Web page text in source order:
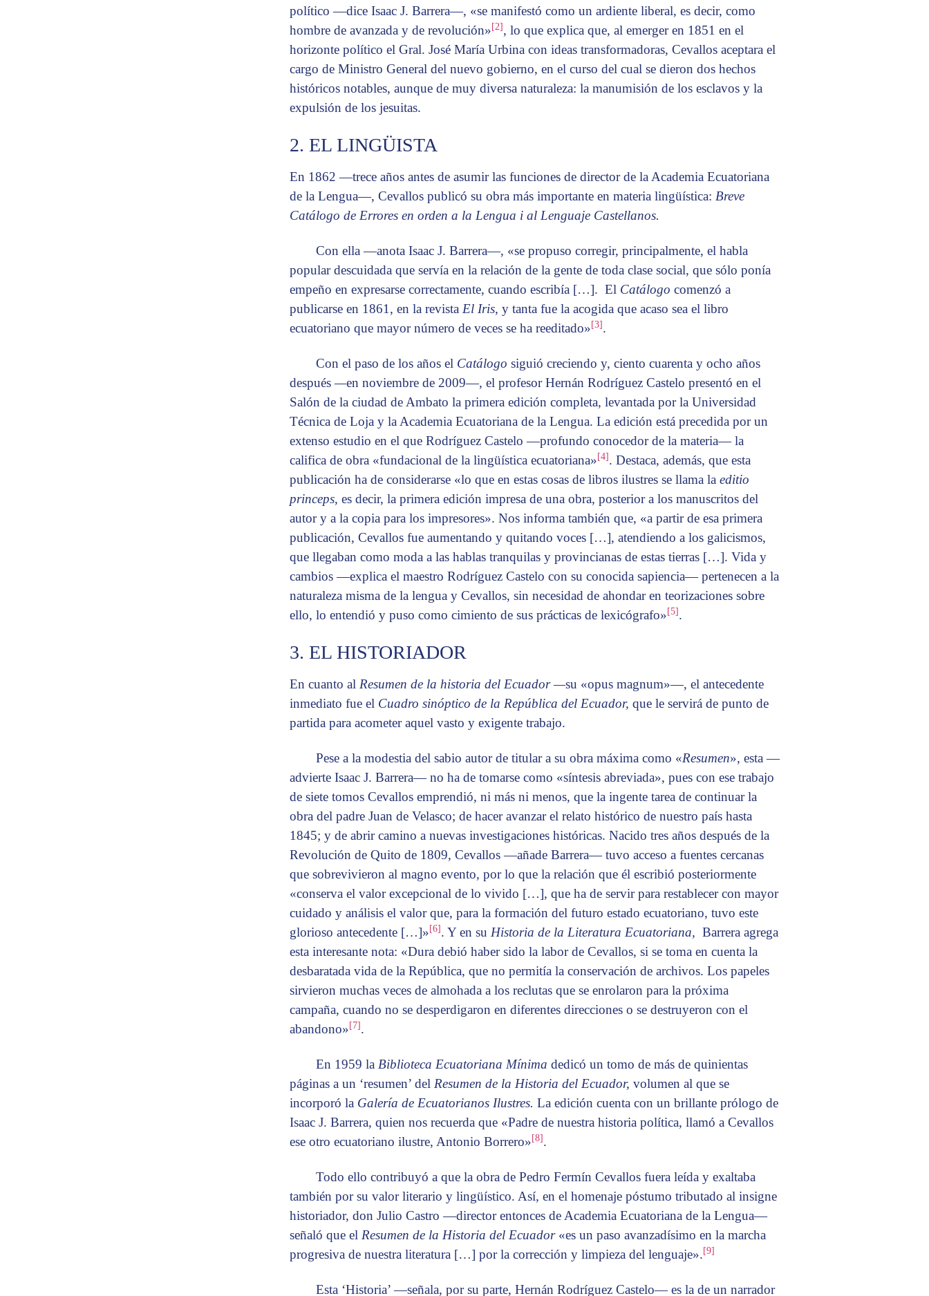
político —dice Isaac J. Barrera—, «se manifestó como un ardiente liberal, es decir, como
hombre de avanzada y de revolución»[2], lo que explica que, al emerger en 1851 en el
horizonte político el Gral. José María Urbina con ideas transformadoras, Cevallos aceptara el
cargo de Ministro General del nuevo gobierno, en el curso del cual se dieron dos hechos
históricos notables, aunque de muy diversa naturaleza: la manumisión de los esclavos y la
expulsión de los jesuitas.
2. EL LINGÜISTA
En 1862 —trece años antes de asumir las funciones de director de la Academia Ecuatoriana
de la Lengua—, Cevallos publicó su obra más importante en materia lingüística: Breve
Catálogo de Errores en orden a la Lengua i al Lenguaje Castellanos.
Con ella —anota Isaac J. Barrera—, «se propuso corregir, principalmente, el habla
popular descuidada que servía en la relación de la gente de toda clase social, que sólo ponía
empeño en expresarse correctamente, cuando escribía […]. El Catálogo comenzó a
publicarse en 1861, en la revista El Iris, y tanta fue la acogida que acaso sea el libro
ecuatoriano que mayor número de veces se ha reeditado»[3].
Con el paso de los años el Catálogo siguió creciendo y, ciento cuarenta y ocho años
después—en noviembre de 2009—, el profesor Hernán Rodríguez Castelo presentó en el
Salón de la ciudad de Ambato la primera edición completa, levantada por la Universidad
Técnica de Loja y la Academia Ecuatoriana de la Lengua. La edición está precedida por un
extenso estudio en el que Rodríguez Castelo —profundo conocedor de la materia— la
califica de obra «fundacional de la lingüística ecuatoriana»[4]. Destaca, además, que esta
publicación ha de considerarse «lo que en estas cosas de libros ilustres se llama la editio
princeps, es decir, la primera edición impresa de una obra, posterior a los manuscritos del
autor y a la copia para los impresores». Nos informa también que, «a partir de esa primera
publicación, Cevallos fue aumentando y quitando voces […], atendiendo a los galicismos,
que llegaban como moda a las hablas tranquilas y provincianas de estas tierras […]. Vida y
cambios —explica el maestro Rodríguez Castelo con su conocida sapiencia— pertenecen a la
naturaleza misma de la lengua y Cevallos, sin necesidad de ahondar en teorizaciones sobre
ello, lo entendió y puso como cimiento de sus prácticas de lexicógrafo»[5].
3. EL HISTORIADOR
En cuanto al Resumen de la historia del Ecuador —su «opus magnum»—, el antecedente
inmediato fue el Cuadro sinóptico de la República del Ecuador, que le servirá de punto de
partida para acometer aquel vasto y exigente trabajo.
Pese a la modestia del sabio autor de titular a su obra máxima como «Resumen», esta —
advierte Isaac J. Barrera— no ha de tomarse como «síntesis abreviada», pues con ese trabajo
de siete tomos Cevallos emprendió, ni más ni menos, que la ingente tarea de continuar la
obra del padre Juan de Velasco; de hacer avanzar el relato histórico de nuestro país hasta
1845; y de abrir camino a nuevas investigaciones históricas. Nacido tres años después de la
Revolución de Quito de 1809, Cevallos —añade Barrera— tuvo acceso a fuentes cercanas
que sobrevivieron al magno evento, por lo que la relación que él escribió posteriormente
«conserva el valor excepcional de lo vivido […], que ha de servir para restablecer con mayor
cuidado y análisis el valor que, para la formación del futuro estado ecuatoriano, tuvo este
glorioso antecedente […]»[6]. Y en su Historia de la Literatura Ecuatoriana, Barrera agrega
esta interesante nota: «Dura debió haber sido la labor de Cevallos, si se toma en cuenta la
desbaratada vida de la República, que no permitía la conservación de archivos. Los papeles
sirvieron muchas veces de almohada a los reclutas que se enrolaron para la próxima
campaña, cuando no se desperdigaron en diferentes direcciones o se destruyeron con el
abandono»[7].
En 1959 la Biblioteca Ecuatoriana Mínima dedicó un tomo de más de quinientas
páginas a un ‘resumen’ del Resumen de la Historia del Ecuador, volumen al que se
incorporó la Galería de Ecuatorianos Ilustres. La edición cuenta con un brillante prólogo de
Isaac J. Barrera, quien nos recuerda que «Padre de nuestra historia política, llamó a Cevallos
ese otro ecuatoriano ilustre, Antonio Borrero»[8].
Todo ello contribuyó a que la obra de Pedro Fermín Cevallos fuera leída y exaltaba
también por su valor literario y lingüístico. Así, en el homenaje póstumo tributado al insigne
historiador, don Julio Castro —director entonces de Academia Ecuatoriana de la Lengua—
señaló que el Resumen de la Historia del Ecuador«es un paso avanzadísimo en la marcha
progresiva de nuestra literatura […] por la corrección y limpieza del lenguaje».[9]
Esta ‘Historia’ —señala, por su parte, Hernán Rodríguez Castelo— es la de un narrador